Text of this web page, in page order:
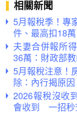
相關新聞
5月報稅季！專
件、最高扣18萬
夫妻合併報所
36萬：財政部
5月報稅注意！
除：內行揭原因
2026報稅沒收
會收到 一招秒